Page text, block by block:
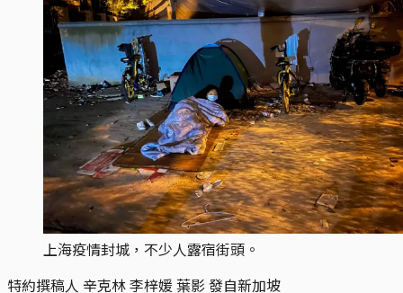
上海疫情封城，不少人露宿街頭。
特約撰稿人 辛克林 李梓媛 葉影 發自新加坡